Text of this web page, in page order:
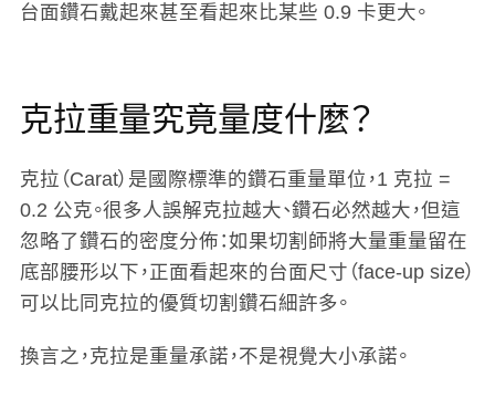
台面鑽石戴起來甚至看起來比某些 0.9 卡更大。
克拉重量究竟量度什麼？
克拉（Carat）是國際標準的鑽石重量單位，1 克拉 =
0.2 公克。很多人誤解克拉越大、鑽石必然越大，但這
忽略了鑽石的密度分佈 ：如果切割師將大量重量留在
底部腰形以下，正面看起來的台面尺寸（face-up size）
可以比同克拉的優質切割鑽石細許多。
換言之，克拉是重量承諾，不是視覺大小承諾。